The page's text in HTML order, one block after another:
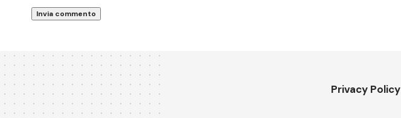
Privacy Policy